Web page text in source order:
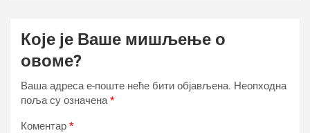
Које је Ваше мишљење о
овоме?
Ваша адреса е-поште неће бити објављена. Неопходна
поља су означена*
Коментар *